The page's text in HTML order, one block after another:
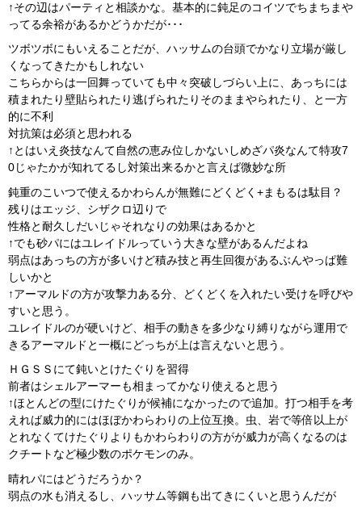
↑その辺はパーティと相談かな。基本的に鈍足のコイツでちまちまや
ってる余裕があるかどうかだが･･･
ツボツボにもいえることだが、ハッサムの台頭でかなり立場が厳し
くなってきたかもしれない
こちらからは一回舞っていても中々突破しづらい上に、あっちには
積まれたり壁貼られたり逃げられたりそのままやられたり、と一方
的に不利
対抗策は必須と思われる
↑とはいえ炎技なんて自然の恵み位しかないしめざパ炎なんて特攻7
0じゃたかが知れてるし対策出来るかと言えば微妙な所
鈍重のこいつで使えるかわらんが無難にどくどく+まもるは駄目？
残りはエッジ、シザクロ辺りで
性格と耐久しだいじゃそれなりの効果はあるかと
↑でも砂パにはユレイドルっていう大きな壁があるんだよね
弱点はあっちの方が多いけど積み技と再生回復があるぶんやっぱ難
しいかと
↑アーマルドの方が攻撃力ある分、どくどくを入れたい受けを呼びや
すいと思う。
ユレイドルのが硬いけど、相手の動きを多少なり縛りながら運用で
きるアーマルドと一概にどっちが上は言えないと思う。
ＨＧＳＳにて鈍いとけたぐりを習得
前者はシェルアーマーも相まってかなり使えると思う
↑ほとんどの型にけたぐりが候補になかったので追加。打つ相手を考
えれば威力的にはほぼかわらわりの上位互換。虫、岩で等倍以上が
とれなくてけたぐりよりもかわらわりの方がが威力が高くなるのは
クチートなど極少数のポケモンのみ。
晴れパにはどうだろうか？
弱点の水も消えるし、ハッサム等鋼も出てきにくいと思うんだが